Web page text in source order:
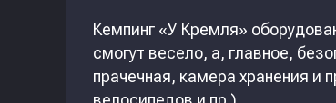
Кемпинг «У Кремля»
смогут весело, а, главное,
прачечная, камера хранения и